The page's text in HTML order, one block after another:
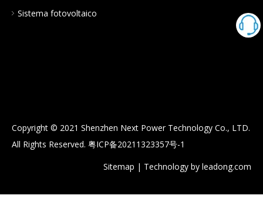
Sistema fotovoltaico
Copyright © 2021 Shenzhen Next Power Technology Co., LTD.
All Rights Reserved. 粤ICP备20211323357号-1
Sitemap | Technology by leadong.com